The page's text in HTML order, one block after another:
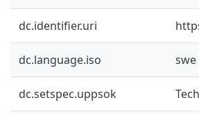
dc.identifier.uri
dc.language.iso swe
dc.setspec.uppsok